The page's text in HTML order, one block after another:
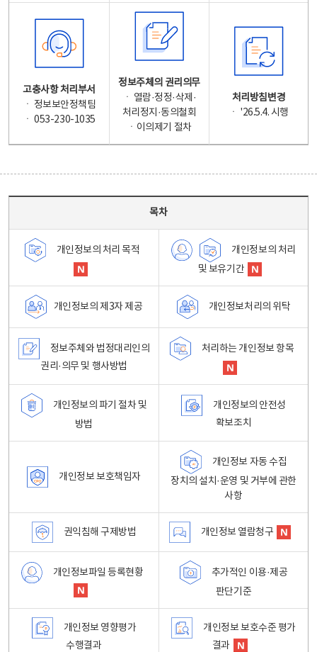
고충사항 처리부서
ㆍ 정보보안정책팀
ㆍ 053-230-1035
정보주체의 권리의무
ㆍ 열람·정정·삭제·
처리정지·동의철회
ㆍ이의제기 절차
처리방침변경
ㆍ '26.5.4. 시행
목차
개인정보의 처리 목적
개인정보의 처리
및 보유기간
개인정보의 제3자 제공 개인정보처리의 위탁
정보주체와 법정대리인의
권리·의무 및 행사방법
처리하는 개인정보 항목
개인정보의 파기 절차 및
방법
개인정보의 안전성
확보조치
개인정보 보호책임자
개인정보 자동 수집
장치의 설치·운영 및 거부에 관한
사항
권익침해 구제방법 개인정보 열람청구
개인정보파일 등록현황
추가적인 이용·제공
판단기준
개인정보 영향평가
수행결과
개인정보 보호수준 평가
결과